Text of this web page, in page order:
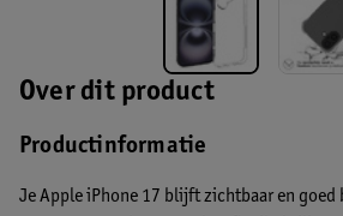
Over dit product
Productinformatie
Je Apple iPhone 17 blijft zichtbaar en goed